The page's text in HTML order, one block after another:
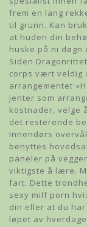
frem en lang
til grunn. Kan
at huden din
huske på ni
Siden
corps vært veldig
arrangementet
jenter som
kostnader, velge
det resterende
Innendørs
benyttes
paneler på
viktigste å lære.
fart. Dette
sexy milf porn
din eller at du
løpet av